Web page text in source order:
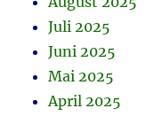
Juli 2025
Juni 2025
Mai 2025
April 2025